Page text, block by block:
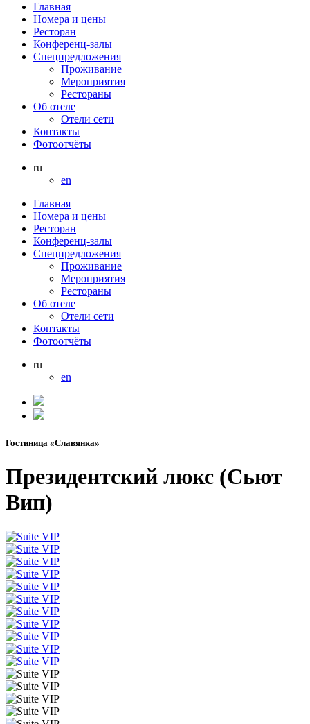
Главная
Номера и цены
Ресторан
Конференц-залы
Спецпредложения
Проживание
Мероприятия
Рестораны
Об отеле
Отели сети
Контакты
Фотоотчёты
ru
en
Главная
Номера и цены
Ресторан
Конференц-залы
Спецпредложения
Проживание
Мероприятия
Рестораны
Об отеле
Отели сети
Контакты
Фотоотчёты
ru
en
Гостиница «Славянка»
Президентский люкс (Сьют
Вип)